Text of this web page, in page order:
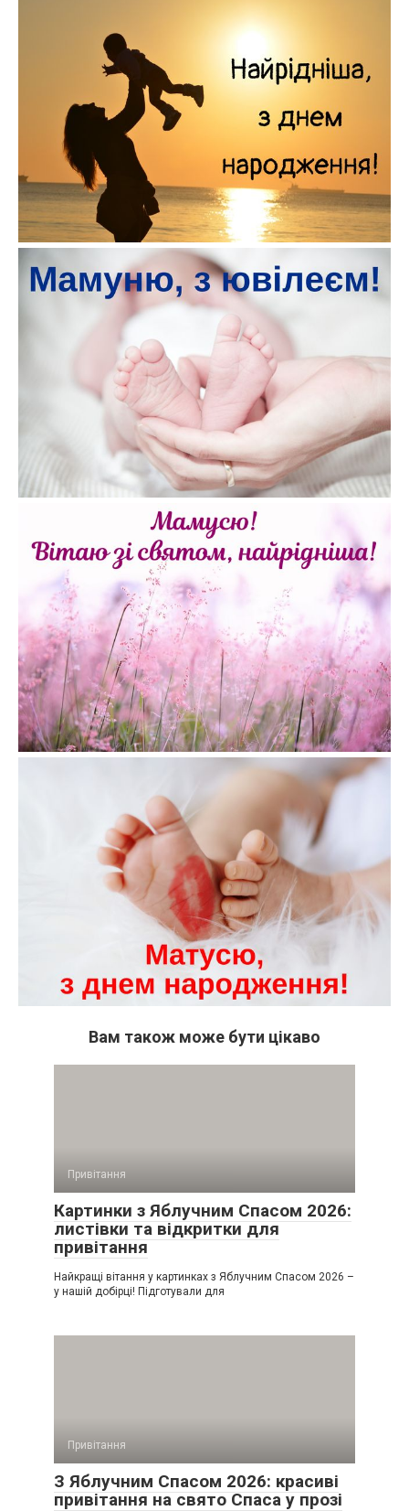
Вам також може бути цікаво
Привітання
Картинки з Яблучним Спасом 2026:
листівки та відкритки для
привітання
Найкращі вітання у картинках з Яблучним Спасом 2026 –
у нашій добірці! Підготували для
Привітання
З Яблучним Спасом 2026: красиві
привітання на свято Спаса у прозі